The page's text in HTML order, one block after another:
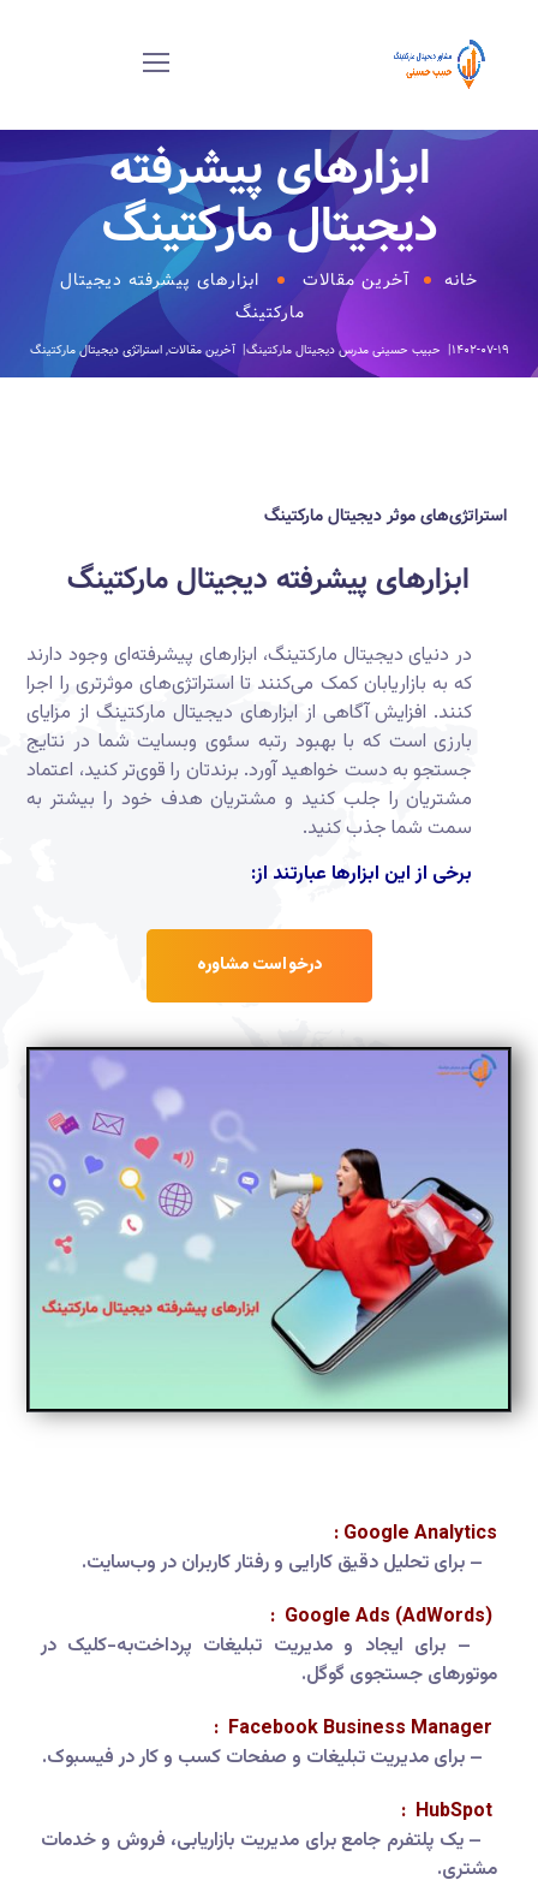
ابزارهای پیشرفته
دیجیتال مارکتینگ‎
خانه آخرین مقالات
ابزارهای پیشرفته دیجیتال
مارکتینگ‎
۱۴۰۲-۰۷-۱۹ حبیب حسینی مدرس دیجیتال مارکتینگ آخرین مقالات, استراتژی دیجیتال مارکتینگ
استراتژی‌های موثر دیجیتال مارکتینگ
ابزارهای پیشرفته دیجیتال مارکتینگ‎
در دنیای دیجیتال مارکتینگ، ابزارهای پیشرفته‌ای وجود دارند
که به بازاریابان کمک می‌کنند تا استراتژی‌های موثرتری را اجرا
کنند. افزایش آگاهی از ابزارهای دیجیتال مارکتینگ از مزایای
بارزی است که با بهبود رتبه سئوی وبسایت شما در نتایج
جستجو به دست خواهید آورد. برندتان را قوی‌تر کنید، اعتماد
مشتریان را جلب کنید و مشتریان هدف خود را بیشتر به
سمت شما جذب کنید.
برخی از این ابزارها عبارتند از:
درخواست مشاوره
Google Analytics :
– برای تحلیل دقیق کارایی و رفتار کاربران در وب‌سایت.
– برای ایجاد و مدیریت تبلیغات پرداخت‌به-کلیک در
موتورهای جستجوی گوگل.
– برای مدیریت تبلیغات و صفحات کسب و کار در فیسبوک.
– یک پلتفرم جامع برای مدیریت بازاریابی، فروش و خدمات
مشتری.